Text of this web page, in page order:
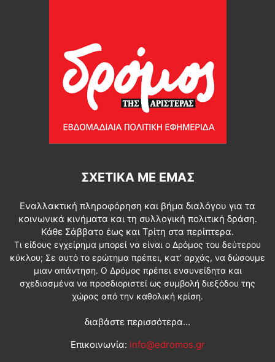
ΣΧΕΤΙΚΆ ΜΕ ΕΜΆΣ
Εναλλακτική πληροφόρηση και βήμα διαλόγου για τα
κοινωνικά κινήματα και τη συλλογική πολιτική δράση.
Κάθε Σάββατο έως και Τρίτη στα περίπτερα.
Τι είδους εγχείρημα μπορεί να είναι ο Δρόμος του δεύτερου
κύκλου; Σε αυτό το ερώτημα πρέπει, κατ’ αρχάς, να δώσουμε
μιαν απάντηση. Ο Δρόμος πρέπει ενσυνείδητα και
σχεδιασμένα να προσδιοριστεί ως συμβολή διεξόδου της
χώρας από την καθολική κρίση.
διαβάστε περισσότερα...
Επικοινωνία: info@edromos.gr